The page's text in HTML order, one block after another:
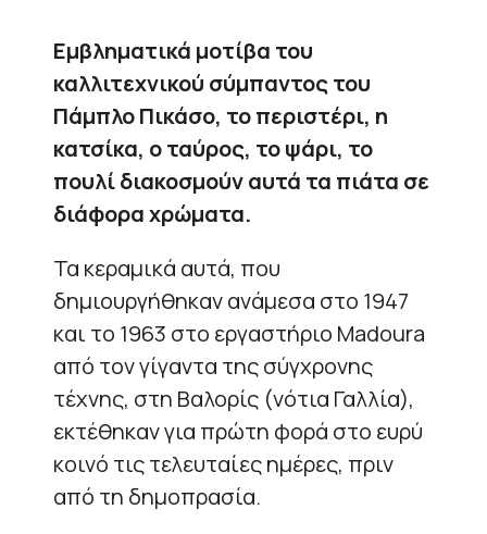
Εμβληματικά μοτίβα του
καλλιτεχνικού σύμπαντος του
Πάμπλο Πικάσο, το περιστέρι, η
κατσίκα, ο ταύρος, το ψάρι, το
πουλί διακοσμούν αυτά τα πιάτα σε
διάφορα χρώματα.
Τα κεραμικά αυτά, που
δημιουργήθηκαν ανάμεσα στο 1947
και το 1963 στο εργαστήριο Madoura
από τον γίγαντα της σύγχρονης
τέχνης, στη Βαλορίς (νότια Γαλλία),
εκτέθηκαν για πρώτη φορά στο ευρύ
κοινό τις τελευταίες ημέρες, πριν
από τη δημοπρασία.